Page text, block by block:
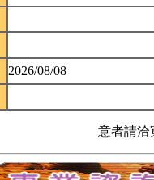
2026/08/08
意者請洽